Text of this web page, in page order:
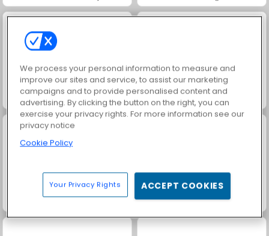
Grand Mahjong Connect
Farm Merge Valley Masha and the Bear: Meadows
We process your personal information to measure and
improve our sites and service, to assist our marketing
campaigns and to provide personalised content and
advertising. By clicking the button on the right, you can
exercise your privacy rights. For more information see our
privacy notice
Cookie Policy
Your Privacy Rights ACCEPT COOKIES